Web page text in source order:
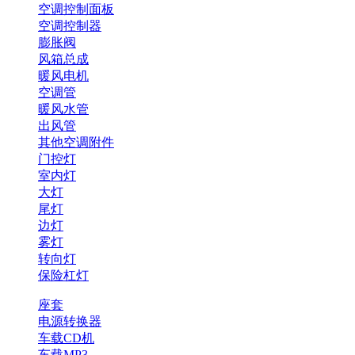
空调控制面板
空调控制器
膨胀阀
风箱总成
暖风电机
空调管
暖风水管
出风管
其他空调附件
门控灯
室内灯
大灯
尾灯
边灯
雾灯
转向灯
保险杠灯
座套
电源转换器
车载CD机